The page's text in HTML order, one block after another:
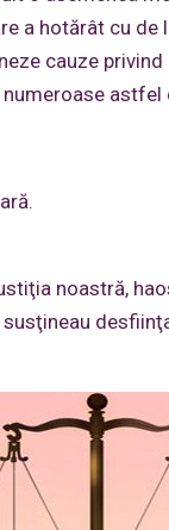
a hotărât cu de
cauze
astfel
noastră,